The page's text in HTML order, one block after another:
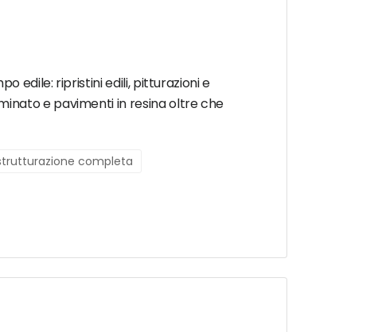
edile: ripristini edili, pitturazioni e
e pavimenti in resina oltre che
completa